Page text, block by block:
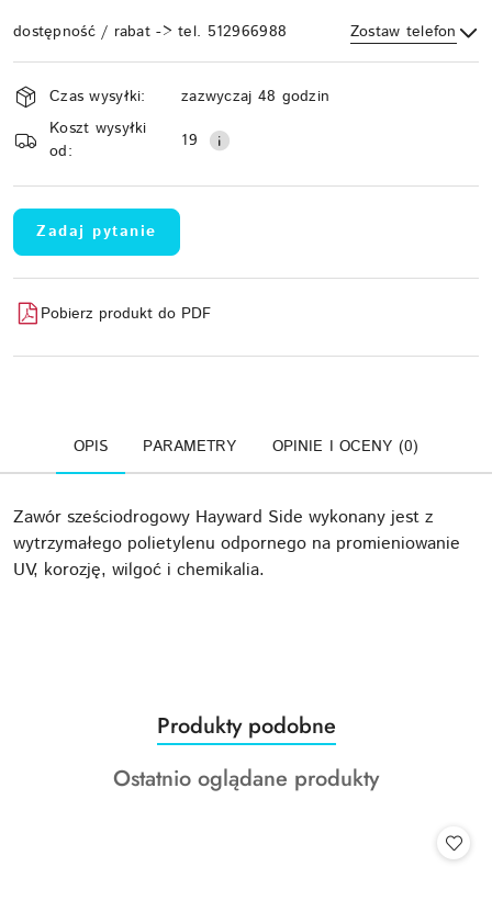
dostępność / rabat -> tel. 512966988 Zostaw telefon
Wyślij
Dostępność
i
dostawa
Czas wysyłki:
zazwyczaj 48 godzin
Koszt wysyłki
od:
19
Zadaj pytanie
Pobierz produkt do PDF
OPIS PARAMETRY OPINIE I OCENY (0)
Zawór sześciodrogowy Hayward Side wykonany jest z
wytrzymałego polietylenu odpornego na promieniowanie
UV, korozję, wilgoć i chemikalia.
Pomiń karuzelę produktów
Produkty
o
statusie:
Produkty podobne
Produkty
Ostatnio oglądane produkty